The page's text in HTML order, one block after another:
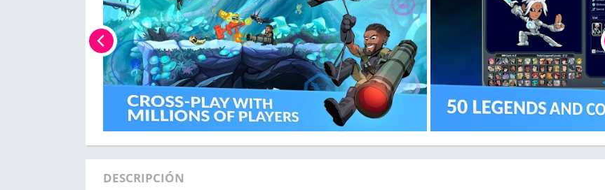
DESCRIPCIÓN